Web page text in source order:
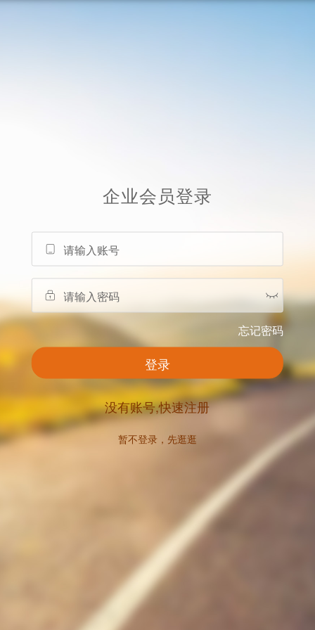
企业会员登录
忘记密码
登录
没有账号,快速注册
暂不登录，先逛逛